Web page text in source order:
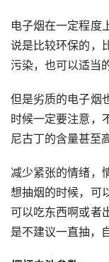
电子烟在一定程度
说是比较环保的，
污染，也可以适当
但是劣质的电子烟
时候一定要注意，
尼古丁的含量甚至
减少紧张的情绪，
想抽烟的时候，可
可以吃东西啊或者
是不建议一直抽，